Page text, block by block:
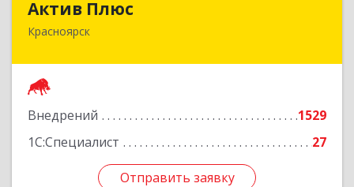
Актив Плюс
Красноярск
Внедрений
1529
1С:Специалист
27
Отправить заявку
660017, Красноярский край, Красноярск г,
Отправить заявку